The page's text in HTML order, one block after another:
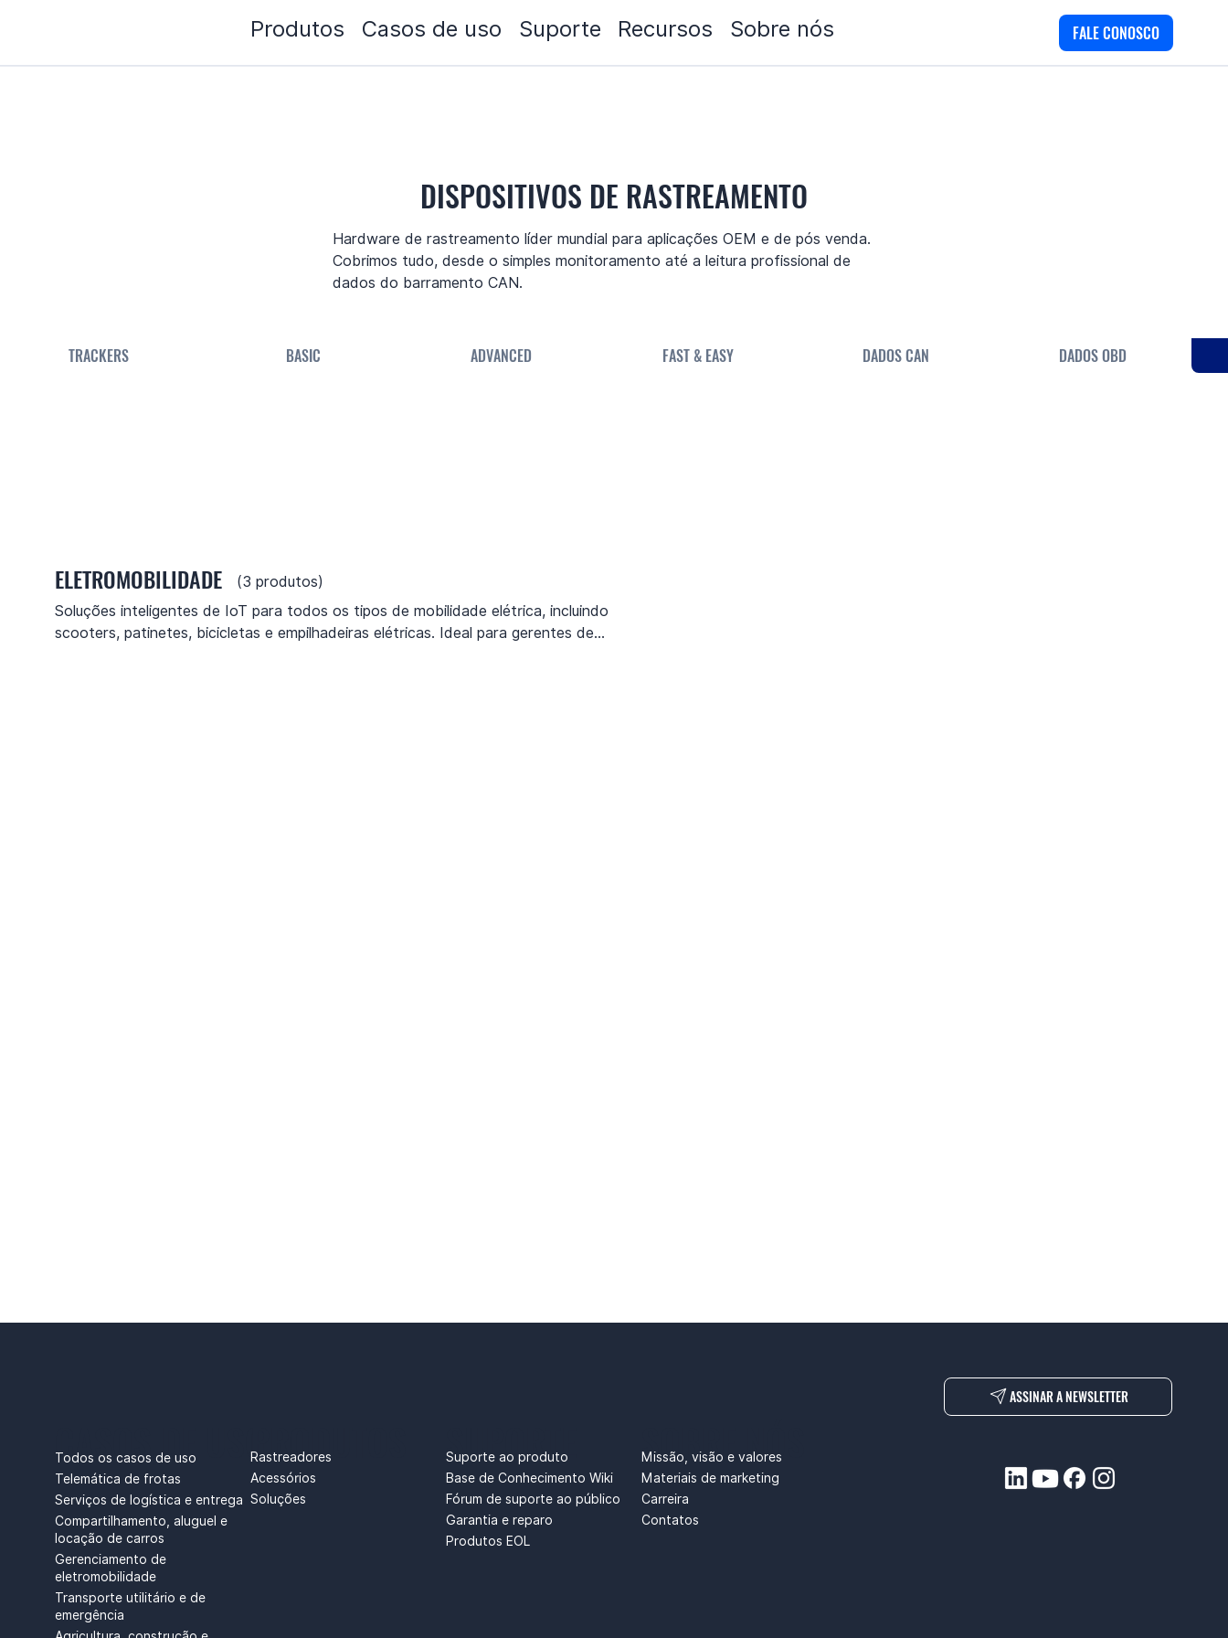
Produtos Casos de uso Suporte Recursos Sobre nós FALE CONOSCO
DISPOSITIVOS DE RASTREAMENTO
Hardware de rastreamento líder mundial para aplicações OEM e de pós venda.
Cobrimos tudo, desde o simples monitoramento até a leitura profissional de
dados do barramento CAN.
BASIC ADVANCED FAST & EASY DADOS CAN DADOS OBD
TRACKERS
(3 produtos)
ELETROMOBILIDADE
Soluções inteligentes de IoT para todos os tipos de mobilidade elétrica, incluindo
scooters, patinetes, bicicletas e empilhadeiras elétricas. Ideal para gerentes de
CASOS DE USO
Todos os casos de uso
Telemática de frotas
Serviços de logística e entrega
Compartilhamento, aluguel e
locação de carros
Gerenciamento de
eletromobilidade
Transporte utilitário e de
emergência
PRODUTOS
Rastreadores
Acessórios
Soluções
SUPORTE
Suporte ao produto
Base de Conhecimento Wiki
Fórum de suporte ao público
Garantia e reparo
Produtos EOL
SOBRE NÓS
Missão, visão e valores
Materiais de marketing
Carreira
Contatos
ASSINAR A NEWSLETTER